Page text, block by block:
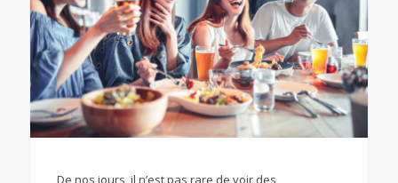
De nos jours, il n’est pas rare de voir des